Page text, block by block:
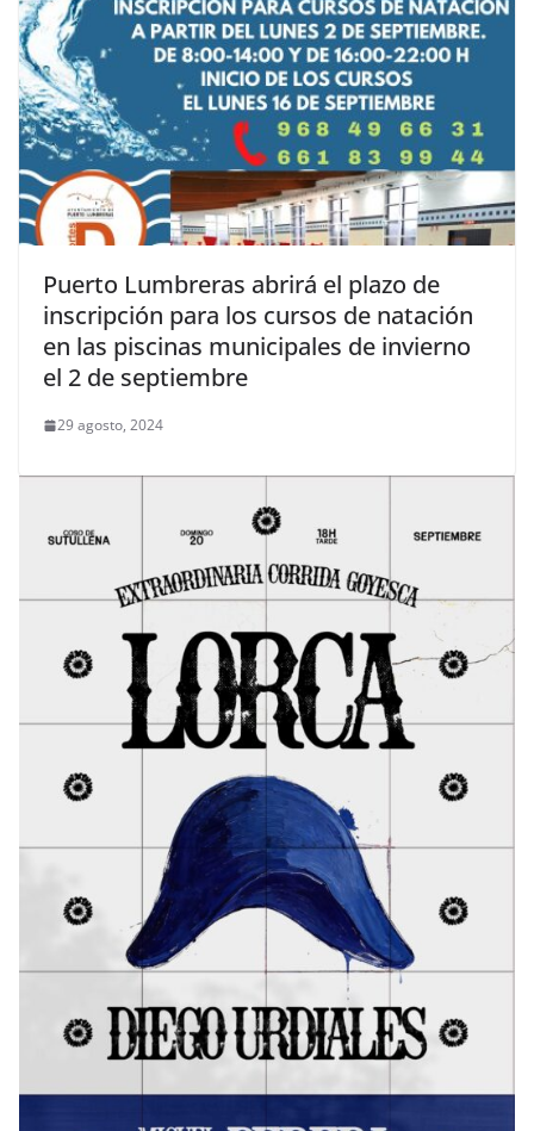
Puerto Lumbreras abrirá el plazo de
inscripción para los cursos de natación
en las piscinas municipales de invierno
el 2 de septiembre
29 agosto, 2024